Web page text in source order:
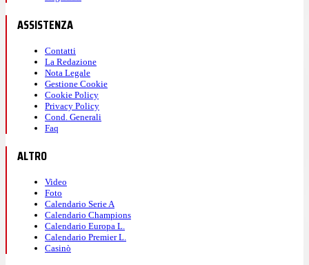
ASSISTENZA
Contatti
La Redazione
Nota Legale
Gestione Cookie
Cookie Policy
Privacy Policy
Cond. Generali
Faq
ALTRO
Video
Foto
Calendario Serie A
Calendario Champions
Calendario Europa L.
Calendario Premier L.
Casinò